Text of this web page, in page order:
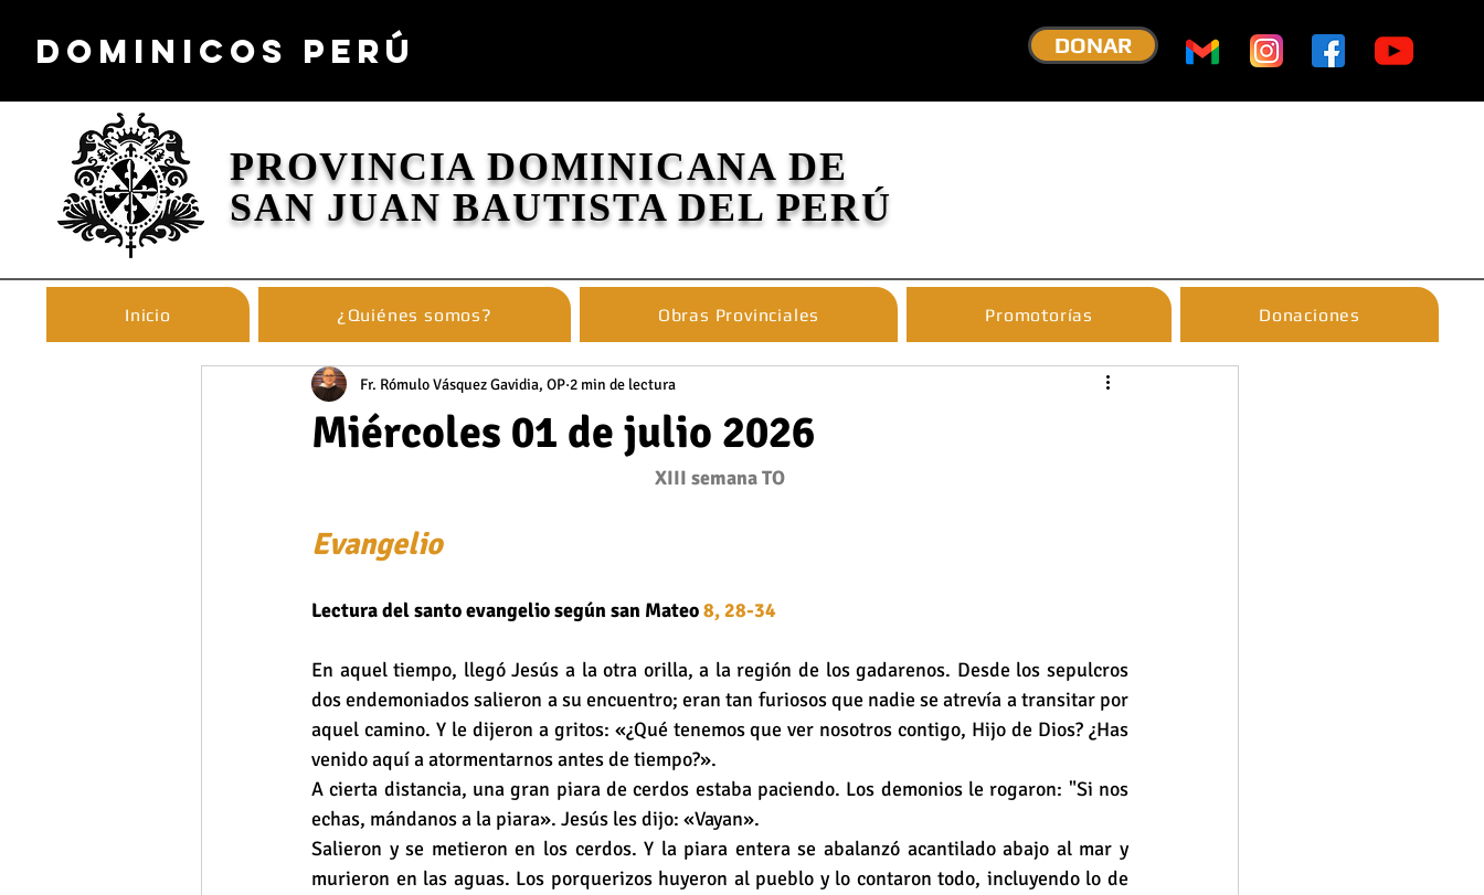
DOMINICOS PERÚ DONAR
PROVINCIA DOMINICANA DE
SAN JUAN BAUTISTA DEL PERÚ
Inicio ¿Quiénes somos? Obras Provinciales Promotorías Donaciones
Miércoles 01 de julio 2026
Fr. Rómulo Vásquez Gavidia, OP 2 min de lectura
XIII semana TO
Evangelio
Lectura del santo evangelio según san Mateo8, 28-34
En aquel tiempo, llegó Jesús a la otra orilla, a la región de los gadarenos. Desde los sepulcros
dos endemoniados salieron a su encuentro; eran tan furiosos que nadie se atrevía a transitar por
aquel camino. Y le dijeron a gritos: «¿Qué tenemos que ver nosotros contigo, Hijo de Dios? ¿Has
venido aquí a atormentarnos antes de tiempo?».
A cierta distancia, una gran piara de cerdos estaba paciendo. Los demonios le rogaron: "Si nos
echas, mándanos a la piara». Jesús les dijo: «Vayan».
Salieron y se metieron en los cerdos. Y la piara entera se abalanzó acantilado abajo al mar y
murieron en las aguas. Los porquerizos huyeron al pueblo y lo contaron todo, incluyendo lo de